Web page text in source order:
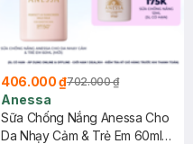
406.000 ₫702.000 ₫
Anessa
Sữa Chống Nắng Anessa Cho
Da Nhạy Cảm & Trẻ Em 60ml